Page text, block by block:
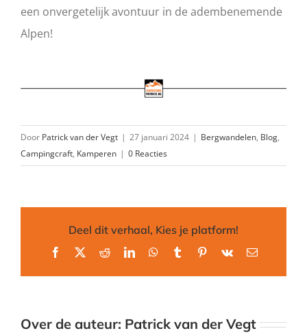
een onvergetelijk avontuur in de adembenemende
Alpen!
Door Patrick van der Vegt | 27 januari 2024 | Bergwandelen, Blog,
Campingcraft, Kamperen | 0 Reacties
Deel dit verhaal, Kies je platform!
Facebook
X RedditLinkedInWhatsApp
TumblrPinterest
Vk
E-
Over de auteur: Patrick van der Vegt